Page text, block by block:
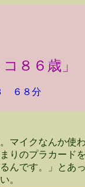
８６歳」
６８分
マイクなんか使
りのプラカード
んです。」とあ
。